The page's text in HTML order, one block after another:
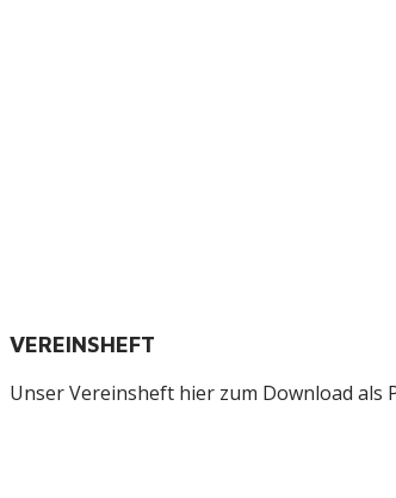
VEREINSHEFT
Unser Vereinsheft hier zum Download als